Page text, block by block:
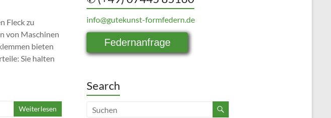
Fleck zu
von Maschinen
bieten
Sie halten
Weiterlesen
info@gutekunst-formfedern.de
Federnanfrage
Search